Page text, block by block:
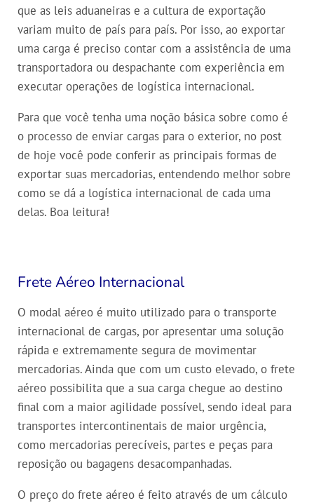
que as leis aduaneiras e a cultura de exportação
variam muito de país para país. Por isso, ao exportar
uma carga é preciso contar com a assistência de uma
transportadora ou despachante com experiência em
executar operações de logística internacional.
Para que você tenha uma noção básica sobre como é
o processo de enviar cargas para o exterior, no post
de hoje você pode conferir as principais formas de
exportar suas mercadorias, entendendo melhor sobre
como se dá a logística internacional de cada uma
delas. Boa leitura!
Frete Aéreo Internacional
O modal aéreo é muito utilizado para o transporte
internacional de cargas, por apresentar uma solução
rápida e extremamente segura de movimentar
mercadorias. Ainda que com um custo elevado, o frete
aéreo possibilita que a sua carga chegue ao destino
final com a maior agilidade possível, sendo ideal para
transportes intercontinentais de maior urgência,
como mercadorias perecíveis, partes e peças para
reposição ou bagagens desacompanhadas.
O preço do frete aéreo é feito através de um cálculo